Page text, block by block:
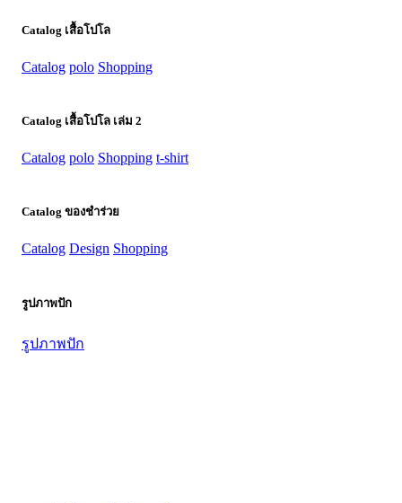
Catalog เสื้อโปโล
Catalog polo Shopping
Catalog เสื้อโปโล เล่ม 2
Catalog polo Shopping t-shirt
Catalog ของชำร่วย
Catalog Design Shopping
รูปภาพปัก
รูปภาพปัก